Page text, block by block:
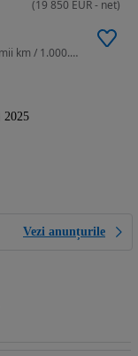
1598 cm3 • 147 CP • Garantie 7 sau 150.000 de mii km / 1.000.000 km motorul termic
2025
Vezi anunțurile
(19 850 EUR- net)